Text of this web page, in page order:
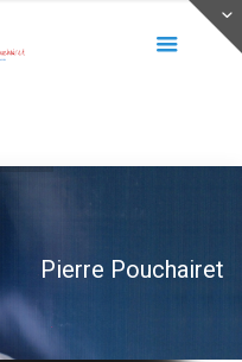
Pierre Pouchairet